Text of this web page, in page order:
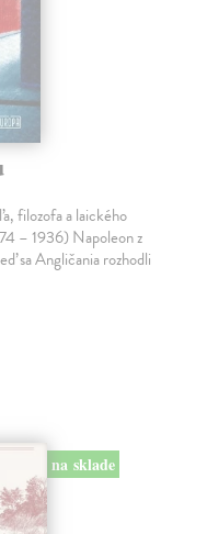
filozofa a laického
– 1936) Napoleon z
sa Angličania rozhodli
na sklade